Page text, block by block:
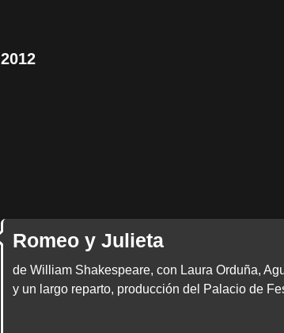
2012
Romeo y Julieta
de William Shakespeare, con Laura Orduña,
y un largo reparto, producción del Palacio de